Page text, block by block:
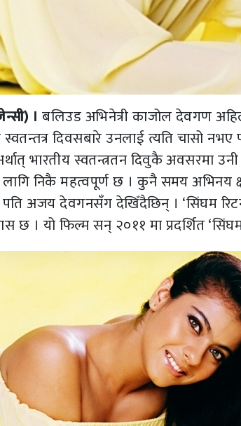
। बलिउड अभिनेत्री काजोल देवगण
दिवसबारे उनलाई त्यति चासो
भारतीय स्वतन्त्रतन दिवुकै अवसरमा
निकै महत्वपूर्ण छ । कुनै समय अभिनय
पति अजय देवगनसँग देखिँदैछिन् । ‘सिंघम
छ । यो फिल्म सन् २०११ मा प्रदर्शित